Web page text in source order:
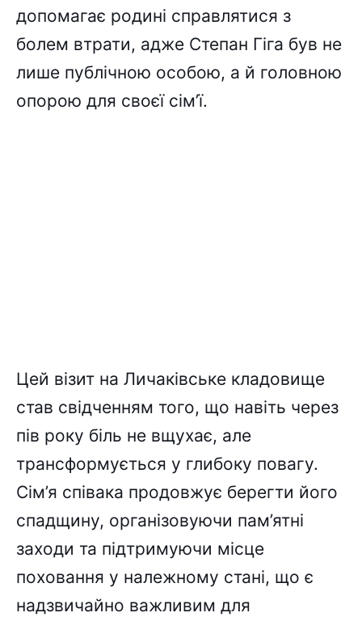
допомагає родині справлятися з
болем втрати, адже Степан Гіга був не
лише публічною особою, а й головною
опорою для своєї сім’ї.
Цей візит на Личаківське кладовище
став свідченням того, що навіть через
пів року біль не вщухає, але
трансформується у глибоку повагу.
Сім’я співака продовжує берегти його
спадщину, організовуючи пам’ятні
заходи та підтримуючи місце
поховання у належному стані, що є
надзвичайно важливим для